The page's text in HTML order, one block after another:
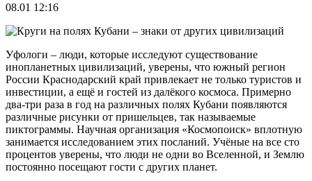
08.01 12:16
Уфологи – люди, которые исследуют существование
инопланетных цивилизаций, уверены, что южный регион
России Краснодарский край привлекает не только туристов и
инвестиции, а ещё и гостей из далёкого космоса. Примерно
два-три раза в год на различных полях Кубани появляются
различные рисунки от пришельцев, так называемые
пиктограммы. Научная организация «Космопоиск» вплотную
занимается исследованием этих посланий. Учёные на все сто
процентов уверены, что люди не одни во Вселенной, и Землю
постоянно посещают гости с других планет.